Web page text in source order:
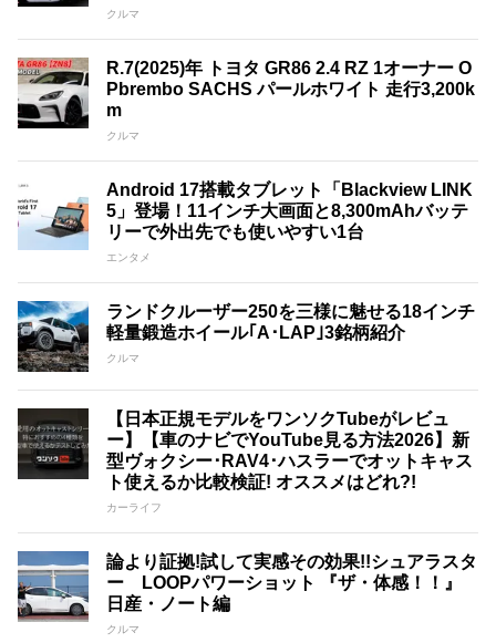
クルマ
R.7(2025)年 トヨタ GR86 2.4 RZ 1オーナー O
Pbrembo SACHS パールホワイト 走行3,200k
m
クルマ
Android 17搭載タブレット「Blackview LINK
5」登場！11インチ大画面と8,300mAhバッテ
リーで外出先でも使いやすい1台
エンタメ
ランドクルーザー250を三様に魅せる18インチ
軽量鍛造ホイール｢A･LAP｣3銘柄紹介
クルマ
【日本正規モデルをワンソクTubeがレビュ
ー】【車のナビでYouTube見る方法2026】新
型ヴォクシー･RAV4･ハスラーでオットキャス
ト使えるか比較検証! オススメはどれ?!
カーライフ
論より証拠!試して実感その効果!!シュアラスタ
ー LOOPパワーショット 『ザ・体感！！』
日産・ノート編
クルマ